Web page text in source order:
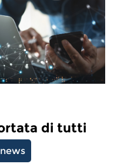
di tutti